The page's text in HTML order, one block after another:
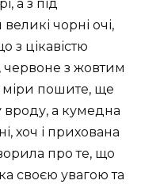
а з під
чорні очі,
з цікавістю
червоне з жовтим
міри пошите, ще
вроду, а кумедна
хоч і прихована
про те, що
своєю увагою та